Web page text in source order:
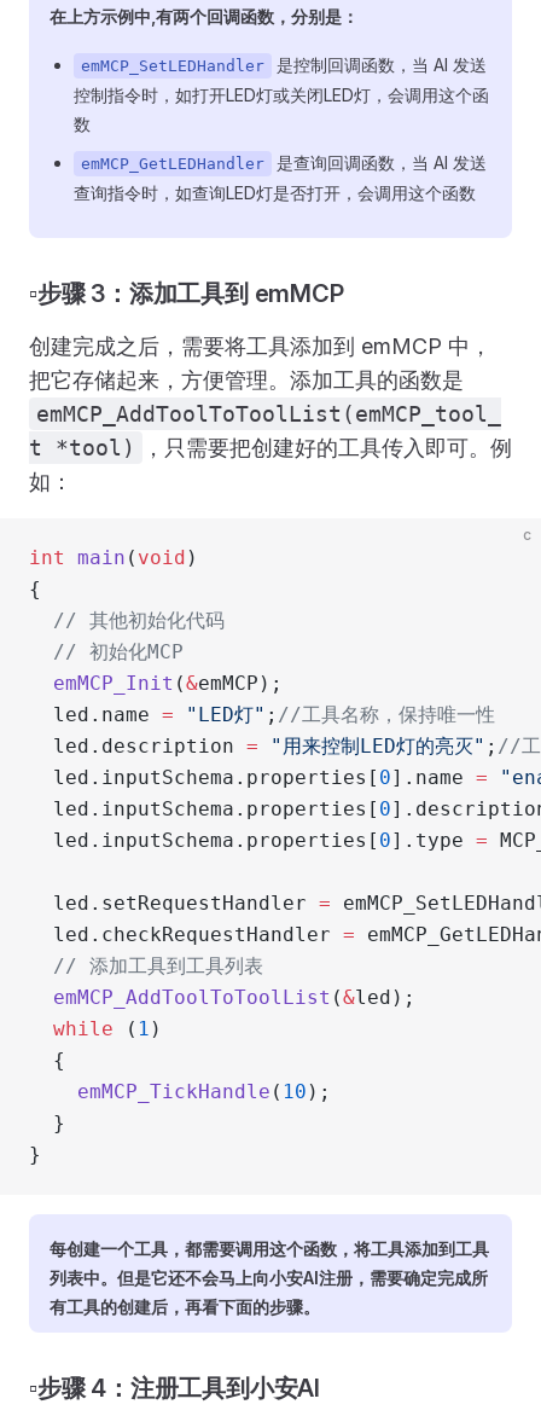
在上方示例中,有两个回调函数，分别是：
emMCP_SetLEDHandler
是控制回调函数，当 AI 发送
控制指令时，如打开LED灯或关闭LED灯，会调用这个函
数
emMCP_GetLEDHandler
是查询回调函数，当 AI 发送
查询指令时，如查询LED灯是否打开，会调用这个函数
▫️步骤 3：添加工具到 emMCP
创建完成之后，需要将工具添加到 emMCP 中，
把它存储起来，方便管理。添加工具的函数是
emMCP_AddToolToToolList(emMCP_tool_
t *tool)
，只需要把创建好的工具传入即可。例
如：
c
int main ( void )
{
  // 其他初始化代码
  // 初始化MCP
  emMCP_Init
(&emMCP);
  led.name
= "LED灯" ; //工具名称，保持唯一性
  led.description
= "用来控制LED灯的亮灭" ; //工
  led.inputSchema.properties[
0].name =
  led.inputSchema.properties[
0
  led.inputSchema.properties[
0].type =
  led.setRequestHandler
=
  led.checkRequestHandler
=
  // 添加工具到工具列表
  emMCP_AddToolToToolList
(&led);
  while
( 1 )
  {
    emMCP_TickHandle
( 10 );
  }
}
每创建一个工具，都需要调用这个函数，将工具添加到工具
列表中。但是它还不会马上向小安AI注册，需要确定完成所
有工具的创建后，再看下面的步骤。
▫️步骤 4：注册工具到小安AI